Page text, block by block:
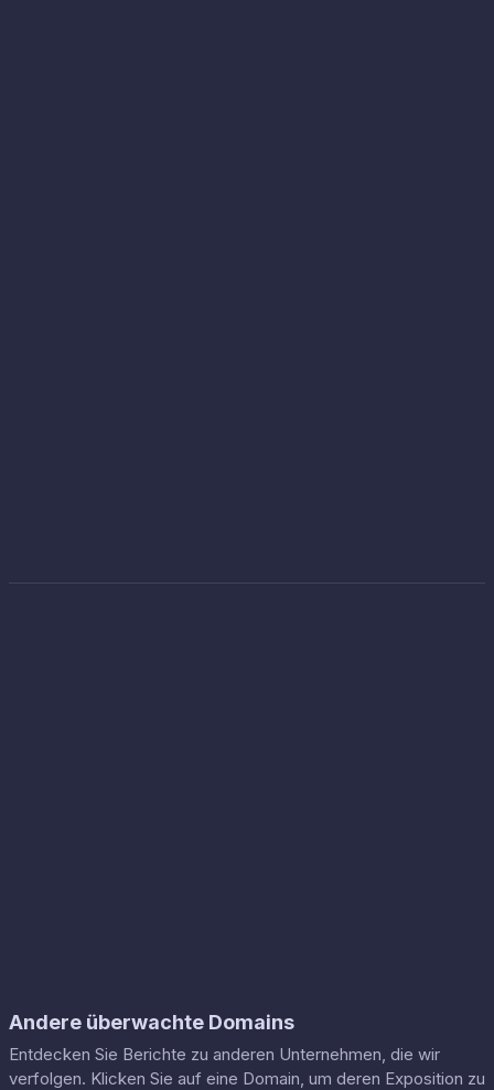
Andere überwachte Domains
Entdecken Sie Berichte zu anderen Unternehmen, die wir
verfolgen. Klicken Sie auf eine Domain, um deren Exposition zu